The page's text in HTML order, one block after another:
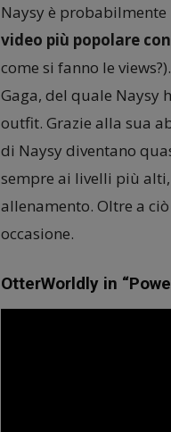
Naysy è
video più popolare
come si fanno le
Gaga, del quale Naysy
outfit. Grazie alla sua
di Naysy diventano
sempre ai livelli più
allenamento. Oltre a
occasione.
OtterWorldly in